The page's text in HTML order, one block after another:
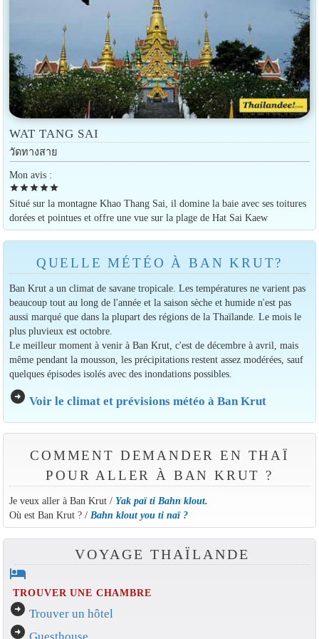
WAT TANG SAI
วัดทางสาย
Mon avis :
starstarstarstarstar
Situé sur la montagne Khao Thang Sai, il domine la baie avec ses toitures
dorées et pointues et offre une vue sur la plage de Hat Sai Kaew
QUELLE MÉTÉO À BAN KRUT?
Ban Krut a un climat de savane tropicale. Les températures ne varient pas
beaucoup tout au long de l'année et la saison sèche et humide n'est pas
aussi marqué que dans la plupart des régions de la Thaïlande. Le mois le
plus pluvieux est octobre.
Le meilleur moment à venir à Ban Krut, c'est de décembre à avril, mais
même pendant la mousson, les précipitations restent assez modérées, sauf
quelques épisodes isolés avec des inondations possibles.
arrow_circle_right Voir le climat et prévisions météo à Ban Krut
COMMENT DEMANDER EN THAÏ
POUR ALLER À BAN KRUT ?
Je veux aller à Ban Krut / Yak paï ti Bahn klout.
Où est Ban Krut ? / Bahn klout you ti naï ?
VOYAGE THAÏLANDE
hotel
TROUVER UNE CHAMBRE
arrow_circle_right Trouver un hôtel
arrow_circle_right